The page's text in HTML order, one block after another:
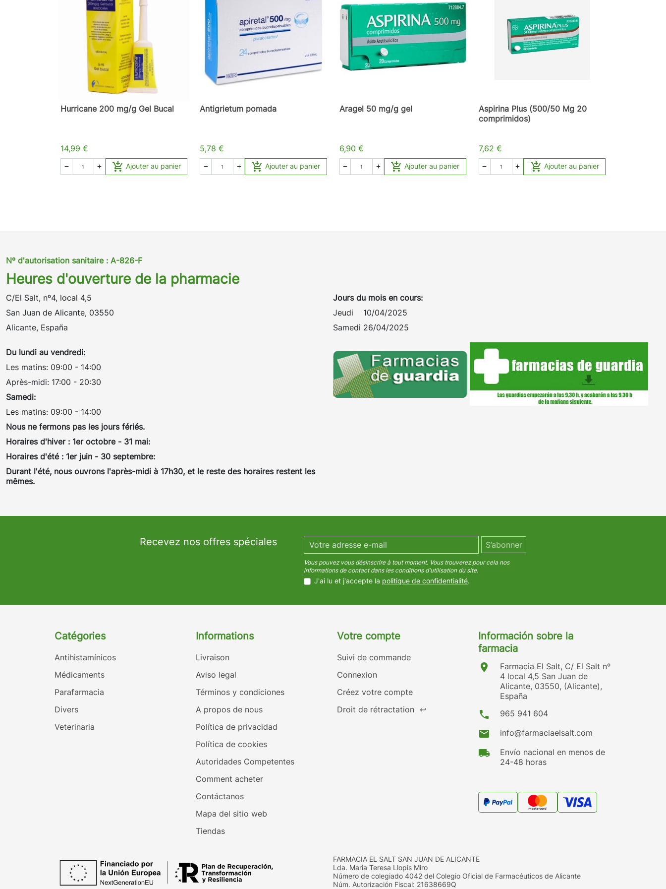
Hurricane 200 mg/g Gel Bucal
14,99 €
   Ajouter au panier
Antigrietum pomada
5,78 €
   Ajouter au panier
Aragel 50 mg/g gel
6,90 €
   Ajouter au panier
Aspirina Plus (500/50 Mg 20
comprimidos)
7,62 €
   Ajouter au panier
Nº d'autorisation sanitaire : A-826-F
Heures d'ouverture de la pharmacie
C/El Salt, nº4, local 4,5
San Juan de Alicante, 03550
Alicante, España
Du lundi au vendredi:
Les matins: 09:00 - 14:00
Après-midi: 17:00 - 20:30
Samedi:
Les matins: 09:00 - 14:00
Nous ne fermons pas les jours fériés.
Horaires d'hiver : 1er octobre - 31 mai:
Horaires d'été : 1er juin - 30 septembre:
Durant l'été, nous ouvrons l'après-midi à 17h30, et le reste des horaires restent les
mêmes.
Jours du mois en cours:
Jeudi 10/04/2025
Samedi 26/04/2025
Recevez nos offres spéciales
Vous pouvez vous désinscrire à tout moment. Vous trouverez pour cela nos
informations de contact dans les conditions d'utilisation du site.
J'ai lu et j'accepte la politique de confidentialité.
Catégories
Antihistamínicos
Médicaments
Parafarmacia
Divers
Veterinaria
Informations
Livraison
Aviso legal
Términos y condiciones
A propos de nous
Política de privacidad
Política de cookies
Autoridades Competentes
Comment acheter
Contáctanos
Mapa del sitio web
Tiendas
Votre compte
Suivi de commande
Connexion
Créez votre compte
Droit de rétractation ↩
Información sobre la
farmacia
location_on
Farmacia El Salt, C/ El Salt nº
4 local 4,5 San Juan de
Alicante, 03550, (Alicante),
España
phone 965 941 604
mail info@farmaciaelsalt.com
local_shipping
Envío nacional en menos de
24-48 horas
FARMACIA EL SALT SAN JUAN DE ALICANTE
Lda. Maria Teresa Llopis Miro
Número de colegiado 4042 del Colegio Oficial de Farmacéuticos de Alicante
Núm. Autorización Fiscal: 21638669Q